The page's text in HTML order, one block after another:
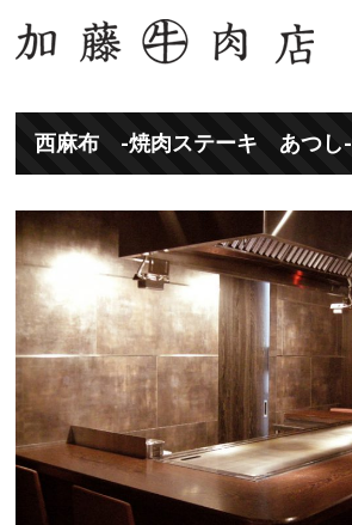
西麻布 -焼肉ステーキ あつし-